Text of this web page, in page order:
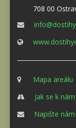
708 00
Mapa areálu
Jak se k
Napište nám